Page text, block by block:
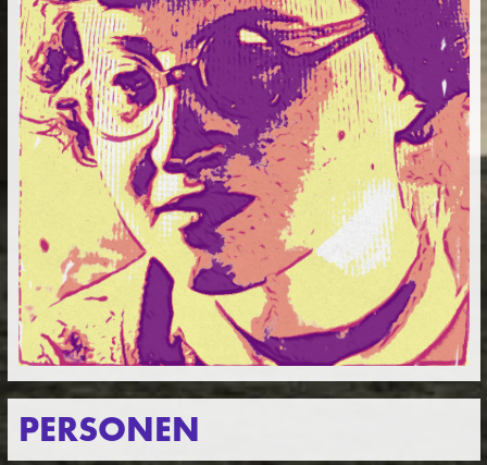
PERSONEN